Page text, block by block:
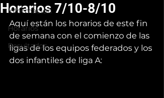
Informacion
Horarios
Resultados
Horarios 7/10-8/10
Aquí están los horarios de este fin
de semana con el comienzo de las
ligas de los equipos federados y los
dos infantiles de liga A: